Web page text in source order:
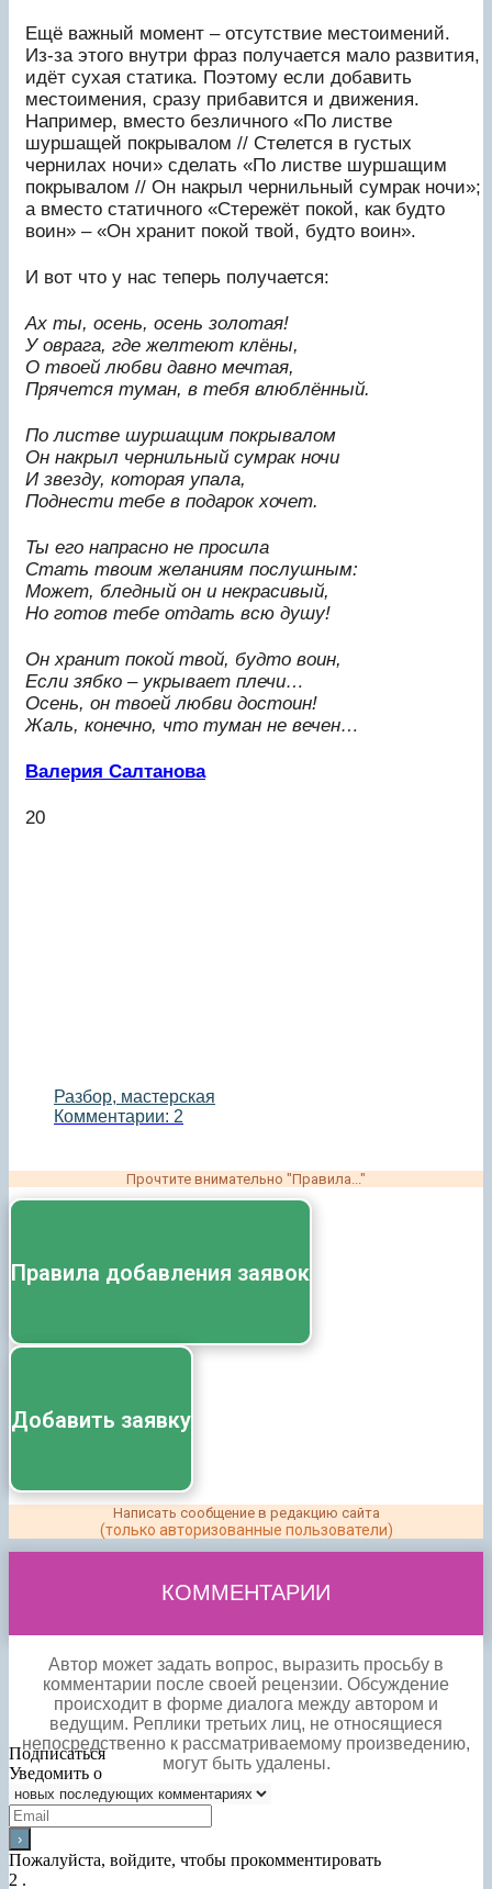
Ещё важный момент – отсутствие местоимений.
Из-за этого внутри фраз получается мало развития,
идёт сухая статика. Поэтому если добавить
местоимения, сразу прибавится и движения.
Например, вместо безличного «По листве
шуршащей покрывалом // Стелется в густых
чернилах ночи» сделать «По листве шуршащим
покрывалом // Он накрыл чернильный сумрак ночи»;
а вместо статичного «Стережёт покой, как будто
воин» – «Он хранит покой твой, будто воин».
И вот что у нас теперь получается:
Ах ты, осень, осень золотая!
У оврага, где желтеют клёны,
О твоей любви давно мечтая,
Прячется туман, в тебя влюблённый.
По листве шуршащим покрывалом
Он накрыл чернильный сумрак ночи
И звезду, которая упала,
Поднести тебе в подарок хочет.
Ты его напрасно не просила
Стать твоим желаниям послушным:
Может, бледный он и некрасивый,
Но готов тебе отдать всю душу!
Он хранит покой твой, будто воин,
Если зябко – укрывает плечи…
Осень, он твоей любви достоин!
Жаль, конечно, что туман не вечен…
Валерия Салтанова
20
Разбор, мастерская
Комментарии: 2
Прочтите внимательно "Правила..."
Правила добавления заявок
Добавить заявку
Написать сообщение в редакцию сайта
(только авторизованные пользователи)
КОММЕНТАРИИ
Автор может задать вопрос, выразить просьбу в
комментарии после своей рецензии. Обсуждение
происходит в форме диалога между автором и
ведущим. Реплики третьих лиц, не относящиеся
непосредственно к рассматриваемому произведению,
могут быть удалены.
Подписаться
Уведомить о
Пожалуйста, войдите, чтобы прокомментировать
2 .